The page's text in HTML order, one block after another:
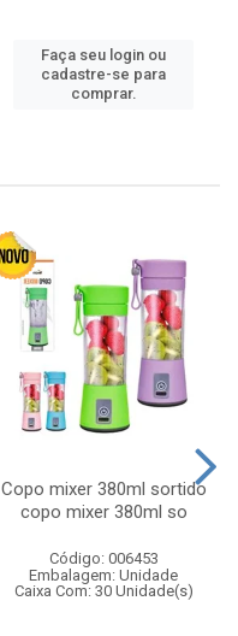
Faça seu login ou
cadastre-se para
comprar.
Copo mixer 380ml sortido
copo mixer 380ml so
Código: 006453
Embalagem: Unidade
Caixa Com: 30 Unidade(s)